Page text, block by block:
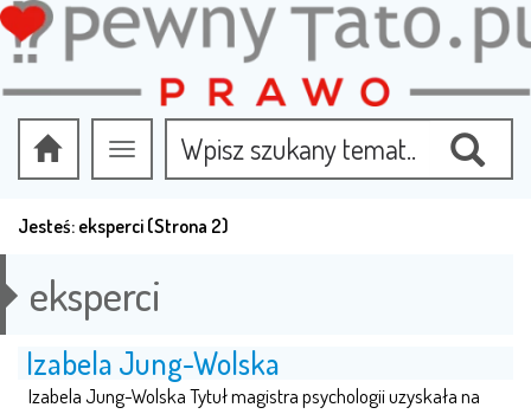
Przełącz
nawigację
Jesteś: eksperci (Strona 2)
eksperci
Izabela Jung-Wolska
Izabela Jung-Wolska Tytuł magistra psychologii uzyskała na